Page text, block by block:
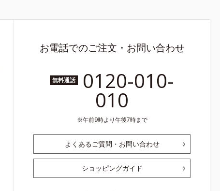
お電話でのご注文・お問い合わせ
無料通話 0120-010-
010
午前9時より午後7時まで
よくあるご質問・お問い合わせ
ショッピングガイド